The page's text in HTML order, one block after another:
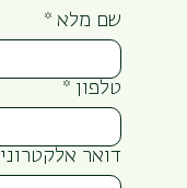
שם מלא *
טלפון *
דואר אלקטרוני